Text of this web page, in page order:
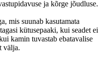
ja kõrge jõudluse.
mis suunab kasutamata
kütusepaaki, kui seadet ei
kamin tuvastab ebatavalise
välja.